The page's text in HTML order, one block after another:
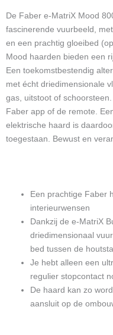
De Faber e-MatriX Mood
fascinerende vuurbeeld,
en een prachtig gloeibed
Mood haarden bieden een
Een toekomstbestendig
met écht driedimensionale
gas, uitstoot of
Faber app of de remote.
elektrische haard is
toegestaan. Bewust en
Een prachtige Faber
interieurwensen
Dankzij de e-MatriX
driedimensionaal
bed tussen de
Je hebt alleen een
regulier stopcontact
De haard kan zo
aansluit op de